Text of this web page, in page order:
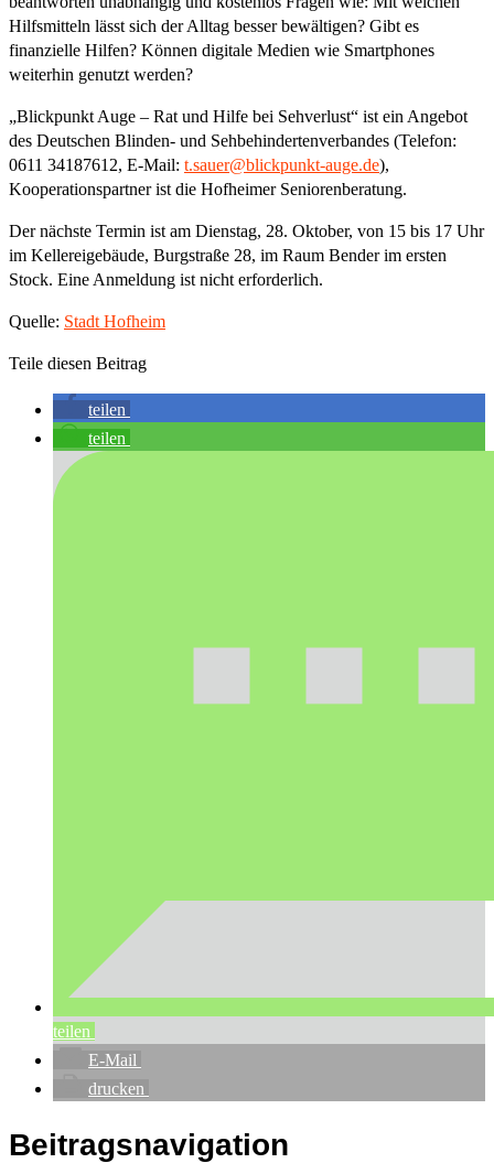
Hilfsmitteln lässt sich der Alltag besser bewältigen? Gibt es
finanzielle Hilfen? Können digitale Medien wie Smartphones
weiterhin genutzt werden?
„Blickpunkt Auge – Rat und Hilfe bei Sehverlust“ ist ein Angebot
des Deutschen Blinden- und Sehbehindertenverbandes (Telefon:
0611 34187612, E-Mail: t.sauer@blickpunkt-auge.de),
Kooperationspartner ist die Hofheimer Seniorenberatung.
Der nächste Termin ist am Dienstag, 28. Oktober, von 15 bis 17 Uhr
im Kellereigebäude, Burgstraße 28, im Raum Bender im ersten
Stock. Eine Anmeldung ist nicht erforderlich.
Quelle: Stadt Hofheim
Teile diesen Beitrag
teilen
teilen
teilen
E-Mail
drucken
Beitragsnavigation